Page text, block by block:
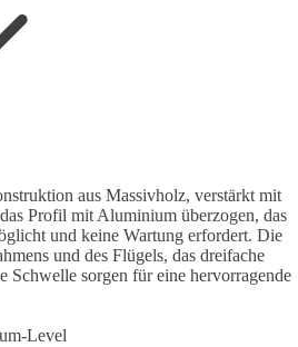
aus Massivholz, verstärkt mit
Profil mit Aluminium überzogen, das
und keine Wartung erfordert. Die
und des Flügels, das dreifache
Schwelle sorgen für eine hervorragende